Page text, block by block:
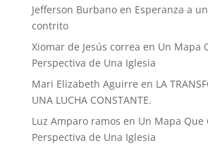
Jefferson Burbanoen Esperanza a
contrito
Xiomar de Jesús correa en Un Mapa
Perspectiva de Una Iglesia
Mari Elizabeth Aguirre en LA
UNA LUCHA CONSTANTE.
Luz Amparo ramos en Un Mapa Que
Perspectiva de Una Iglesia